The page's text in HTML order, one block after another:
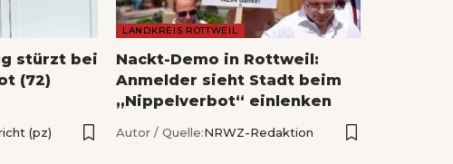
stürzt bei
(72)
(pz)
LANDKREIS ROTTWEIL
Nackt-Demo in Rottweil:
Anmelder sieht Stadt beim
„Nippelverbot“ einlenken
Autor / Quelle:NRWZ-Redaktion